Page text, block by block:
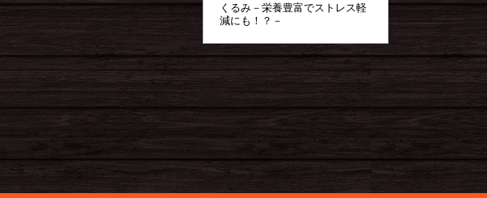
くるみ－栄養豊富でストレス軽
減にも！？－